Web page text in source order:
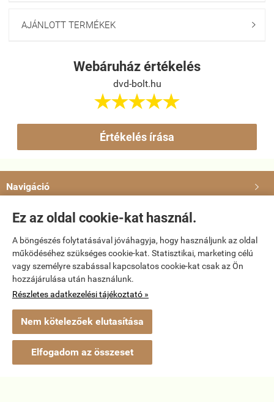
Ez az oldal cookie-kat használ.
A böngészés folytatásával jóváhagyja, hogy használjunk az oldal
működéséhez szükséges cookie-kat. Statisztikai, marketing célú
vagy személyre szabással kapcsolatos cookie-kat csak az Ön
hozzájárulása után használunk.
Részletes adatkezelési tájékoztató »
Nem kötelezőek elutasítása
Elfogadom az összeset
AJÁNLOTT TERMÉKEK 
Webáruház értékelés
dvd-bolt.hu

Értékelés írása
Navigáció 
Saját fiók
Bemutatkozás
Elérhetőségek
dvd-bolt.hu -Kemény Gábor EV-ÁSZF
Webáruház készítés